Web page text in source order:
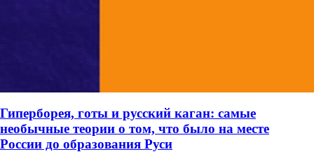
Гиперборея, готы и русский каган: самые
необычные теории о том, что было на месте
России до образования Руси